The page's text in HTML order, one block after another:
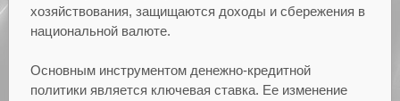
хозяйствования, защищаются доходы и сбережения в
национальной валюте.
Основным инструментом денежно-кредитной
политики является ключевая ставка. Ее изменение